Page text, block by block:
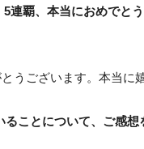
覇、本当におめでと
うございます。本当に
ことについて、ご感想